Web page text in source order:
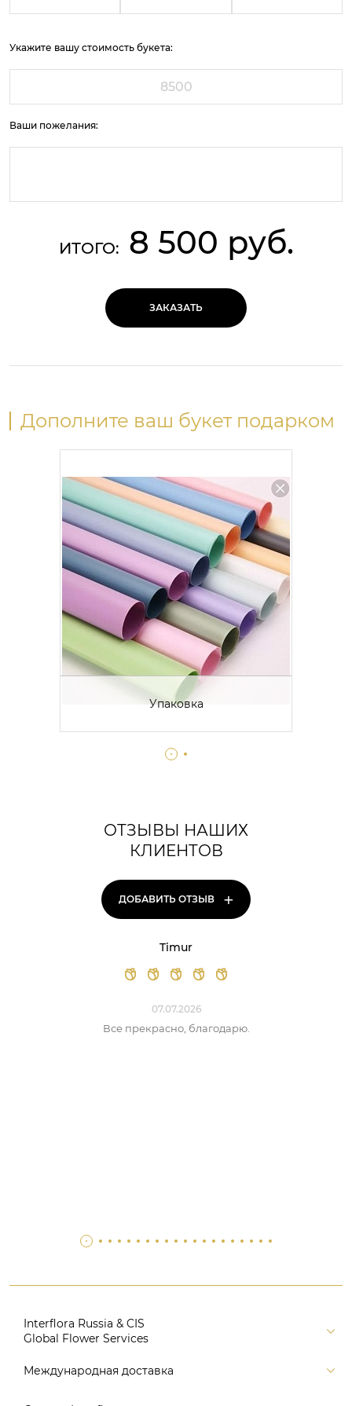
Укажите вашу стоимость букета:
Ваши пожелания:
ИТОГО: 8 500 руб.
ЗАКАЗАТЬ
Дополните ваш букет подарком
Упаковка
ОТЗЫВЫ НАШИХ
КЛИЕНТОВ
ДОБАВИТЬ ОТЗЫВ +
Timur
07.07.2026
Все прекрасно, благодарю.
Interflora Russia & CIS
Global Flower Services
Версия для печати
Международная доставка